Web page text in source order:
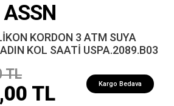
KORDON 3 ATM SUYA
KOL SAATİ USPA.2089.B03
TL
TL Kargo Bedava